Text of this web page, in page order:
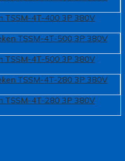
TSSM-4T-400 3P 380V
TSSM-4T-500 3P 380V
TSSM-4T-280 3P 380V